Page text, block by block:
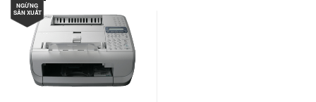
NGỪNG
SẢN XUẤT